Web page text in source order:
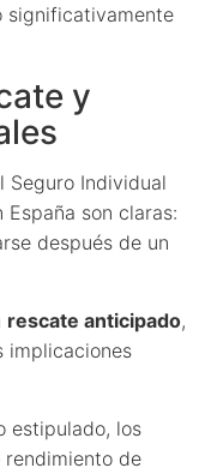
significativamente
y
Seguro Individual
España son claras:
después de un
rescate anticipado,
implicaciones
estipulado, los
de